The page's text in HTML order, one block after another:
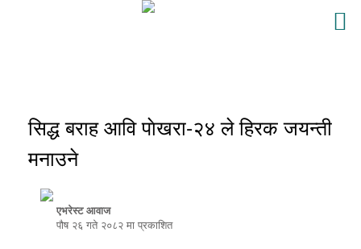
सिद्ध बराह आवि पाेखरा-२४ ले हिरक जयन्ती
मनाउने
एभरेस्ट आवाज
पौष २६ गते २०८२ मा प्रकाशित